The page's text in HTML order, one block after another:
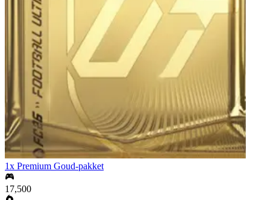
1x Premium Goud-pakket
17,500